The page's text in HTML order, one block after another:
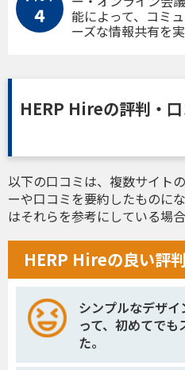
４ 能によって、コミ
ーズな情報共有を実
HERP Hireの評判・口
以下の口コミは、複数サイト
ーや口コミを要約したものに
はそれらを参考にしている場合
HERP Hireの良い評
シンプルなデザ
って、初めてで
た。